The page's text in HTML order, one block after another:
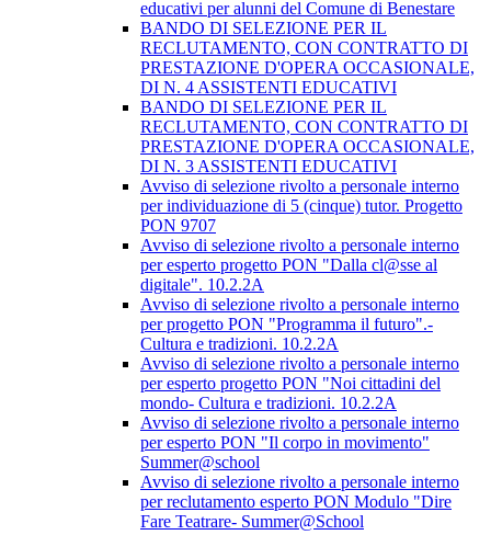
educativi per alunni del Comune di Benestare
BANDO DI SELEZIONE PER IL
RECLUTAMENTO, CON CONTRATTO DI
PRESTAZIONE D'OPERA OCCASIONALE,
DI N. 4 ASSISTENTI EDUCATIVI
BANDO DI SELEZIONE PER IL
RECLUTAMENTO, CON CONTRATTO DI
PRESTAZIONE D'OPERA OCCASIONALE,
DI N. 3 ASSISTENTI EDUCATIVI
Avviso di selezione rivolto a personale interno
per individuazione di 5 (cinque) tutor. Progetto
PON 9707
Avviso di selezione rivolto a personale interno
per esperto progetto PON "Dalla cl@sse al
digitale". 10.2.2A
Avviso di selezione rivolto a personale interno
per progetto PON "Programma il futuro".-
Cultura e tradizioni. 10.2.2A
Avviso di selezione rivolto a personale interno
per esperto progetto PON "Noi cittadini del
mondo- Cultura e tradizioni. 10.2.2A
Avviso di selezione rivolto a personale interno
per esperto PON "Il corpo in movimento"
Summer@school
Avviso di selezione rivolto a personale interno
per reclutamento esperto PON Modulo "Dire
Fare Teatrare- Summer@School